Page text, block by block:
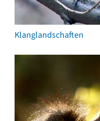
Klanglandschaften